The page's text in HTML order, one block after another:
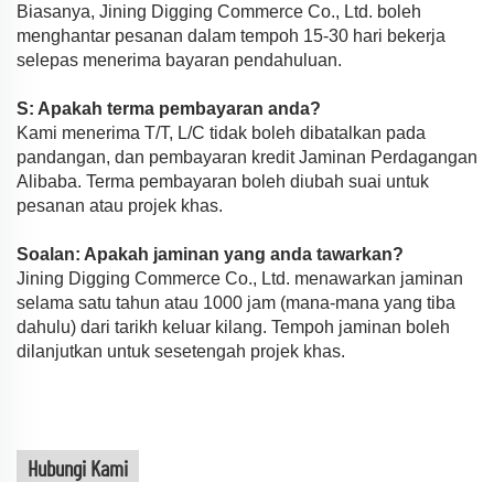
Biasanya, Jining Digging Commerce Co., Ltd. boleh
menghantar pesanan dalam tempoh 15-30 hari bekerja
selepas menerima bayaran pendahuluan.
S: Apakah terma pembayaran anda?
Kami menerima T/T, L/C tidak boleh dibatalkan pada
pandangan, dan pembayaran kredit Jaminan Perdagangan
Alibaba. Terma pembayaran boleh diubah suai untuk
pesanan atau projek khas.
Soalan: Apakah jaminan yang anda tawarkan?
Jining Digging Commerce Co., Ltd. menawarkan jaminan
selama satu tahun atau 1000 jam (mana-mana yang tiba
dahulu) dari tarikh keluar kilang. Tempoh jaminan boleh
dilanjutkan untuk sesetengah projek khas.
Hubungi Kami